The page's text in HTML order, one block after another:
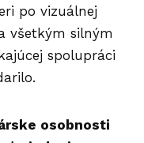
po vizuálnej
všetkým silným
spolupráci
osobnosti